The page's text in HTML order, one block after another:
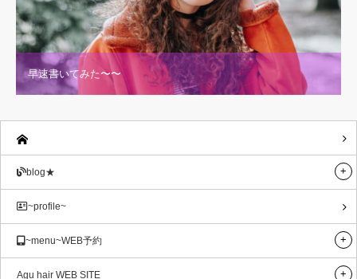
早速書いてみた〜〜
blog★
~profile~
~menu~WEB予約
Agu hair WEB SITE